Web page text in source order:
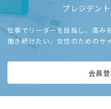
プレジデン
仕事でリーダーを目指し、高み
働き続けたい、女性のためのサ
会員